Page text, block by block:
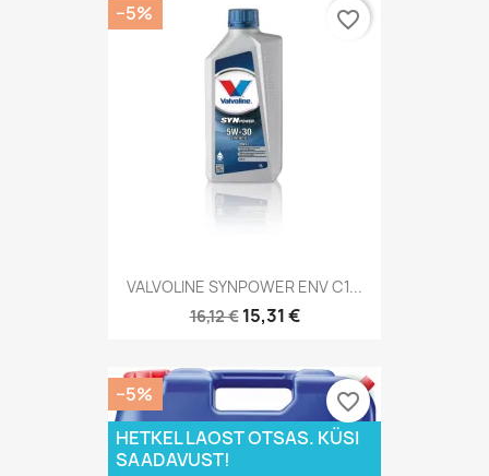
VALVOLINE SYNPOWER ENV C1...
16,12 € 15,31 €
−5% favorite_border
−5%
HETKEL LAOST OTSAS. KÜSI
SAADAVUST!
favorite_border